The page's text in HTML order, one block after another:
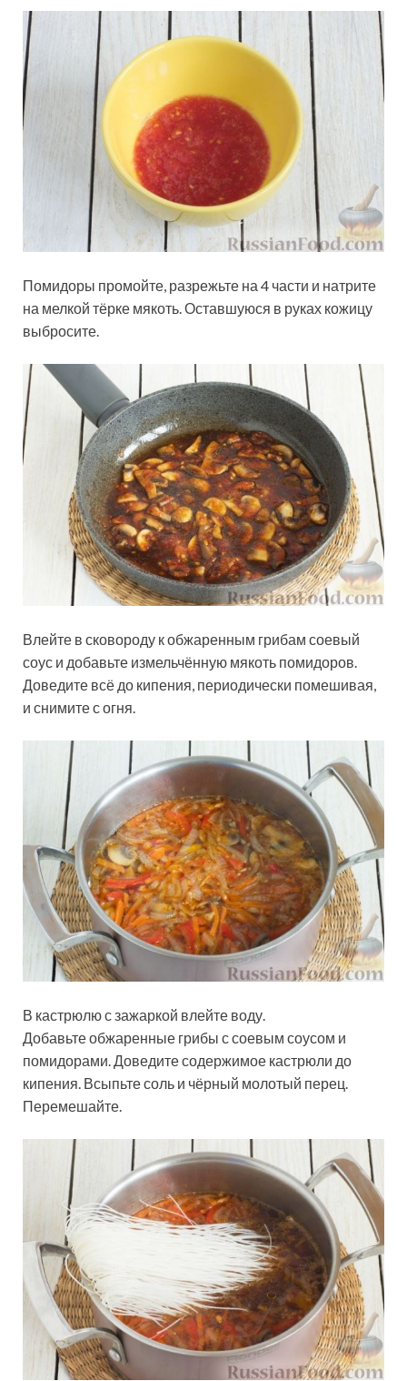
Помидоры промойте, разрежьте на 4 части и натрите
на мелкой тёрке мякоть. Оставшуюся в руках кожицу
выбросите.
Влейте в сковороду к обжаренным грибам соевый
соус и добавьте измельчённую мякоть помидоров.
Доведите всё до кипения, периодически помешивая,
и снимите с огня.
В кастрюлю с зажаркой влейте воду.
Добавьте обжаренные грибы с соевым соусом и
помидорами. Доведите содержимое кастрюли до
кипения. Всыпьте соль и чёрный молотый перец.
Перемешайте.